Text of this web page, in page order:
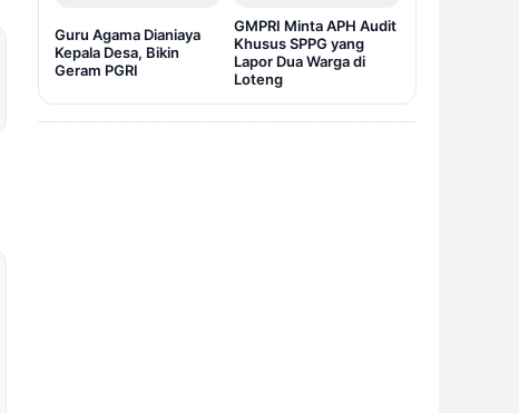
Guru Agama Dianiaya
Kepala Desa, Bikin
Geram PGRI
GMPRI Minta APH Audit
Khusus SPPG yang
Lapor Dua Warga di
Loteng